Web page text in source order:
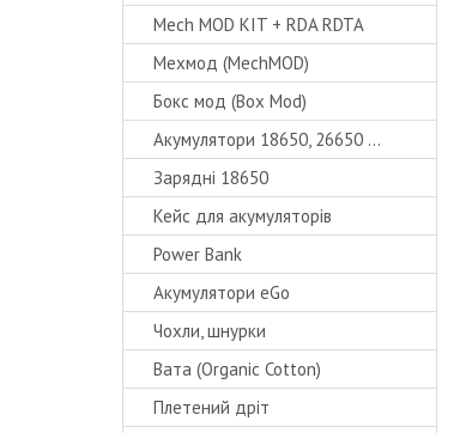
Mech MOD KIT + RDA RDTA
Мехмод (MechMOD)
Бокс мод (Box Mod)
Акумулятори 18650, 26650 ...
Зарядні 18650
Кейс для акумуляторів
Power Bank
Акумулятори eGo
Чохли, шнурки
Вата (Organic Cotton)
Плетений дріт